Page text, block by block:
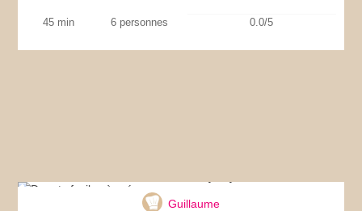
45 min 6 personnes 0.0/5
Guillaume